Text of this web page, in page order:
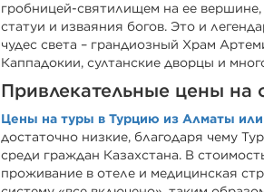
гробницей-святилищем на ее
статуи и изваяния богов. Это и
чудес света – грандиозный Храм
Каппадокии, султанские дворцы и
Привлекательные цены на
Цены на туры в Турцию из Алматы
достаточно низкие, благодаря чему
среди граждан Казахстана. В
проживание в отеле и медицинская